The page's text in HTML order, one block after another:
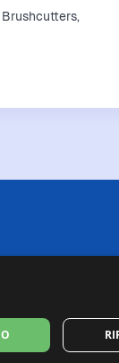
delle
idonei